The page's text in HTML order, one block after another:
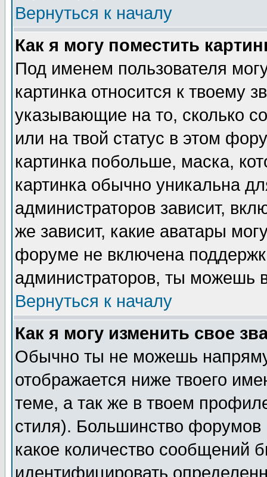
Вернуться к началу
Как я могу поместить
Под именем пользователя
картинка относится к твоему
указывающие на то, сколько
или на твой статус в этом
картинка побольше, маска,
картинка обычно уникальна
администраторов зависит,
же зависит, какие аватары
форуме не включена
администраторов, ты можешь
Вернуться к началу
Как я могу изменить свое
Обычно ты не можешь
отображается ниже твоего
теме, а так же в твоем
стиля). Большинство форумов
какое количество сообщений
идентифицировать